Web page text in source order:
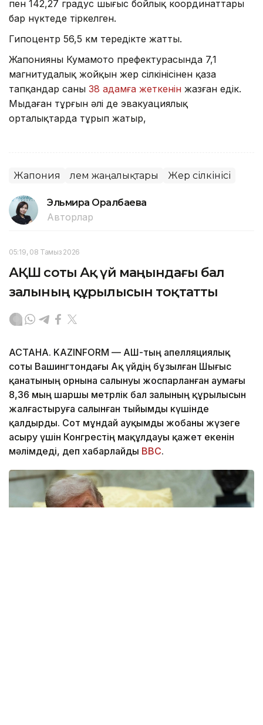
пен 142,27 градус шығыс бойлық координаттары
бар нүктеде тіркелген.
Гипоцентр 56,5 км тереңдікте жатты.
Жапонияның Кумамото префектурасында 7,1
магнитудалық жойқын жер сілкінісінен қаза
тапқандар саны 38 адамға жеткенін жазған едік.
Мыңдаған тұрғын әлі де эвакуациялық
орталықтарда тұрып жатыр,
Жапония Әлем жаңалықтары Жер сілкінісі
Эльмира Оралбаева
Авторлар
05:19, 08 Тамыз 2026
АҚШ соты Ақ үй маңындағы бал
залының құрылысын тоқтатты
АСТАНА. KAZINFORM — АҚШ-тың апелляциялық
соты Вашингтондағы Ақ үйдің бұзылған Шығыс
қанатының орнына салынуы жоспарланған аумағы
8,36 мың шаршы метрлік бал залының құрылысын
жалғастыруға салынған тыйымды күшінде
қалдырды. Сот мұндай ауқымды жобаны жүзеге
асыру үшін Конгрестің мақұлдауы қажет екенін
мәлімдеді, деп хабарлайды BBC.